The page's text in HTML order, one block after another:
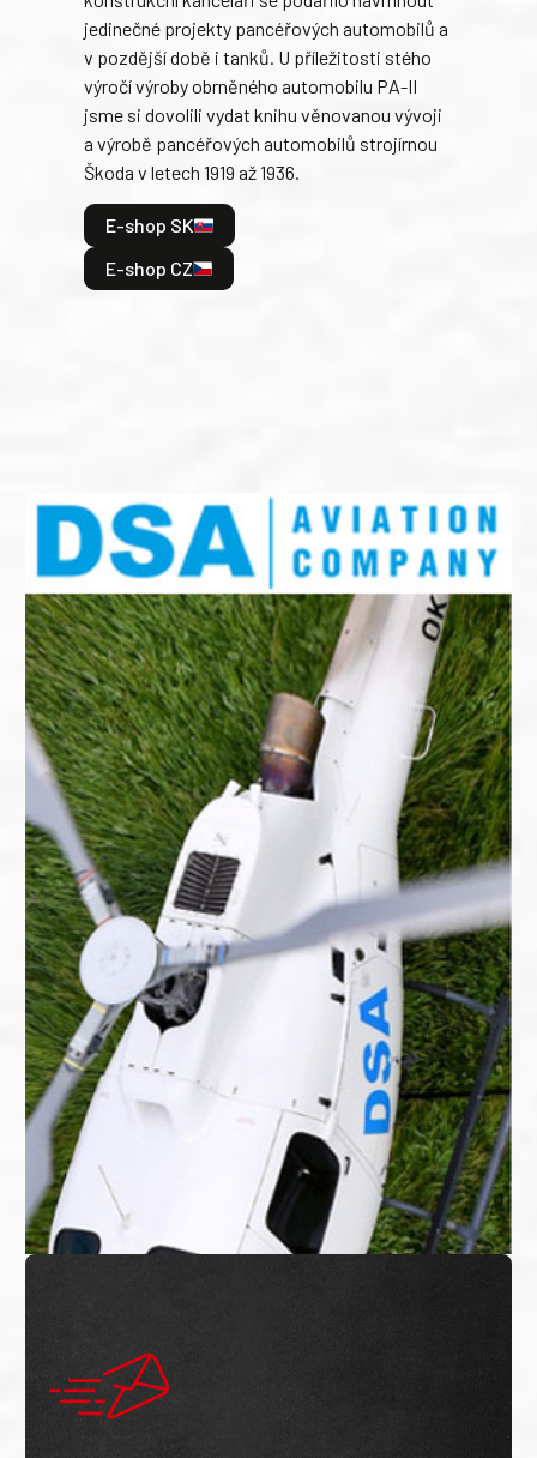
jedinečné projekty pancéřových automobilů a
v pozdější době i tanků. U příležitosti stého
výročí výroby obrněného automobilu PA-II
jsme si dovolili vydat knihu věnovanou vývoji
a výrobě pancéřových automobilů strojírnou
Škoda v letech 1919 až 1936.
E-shop SK
E-shop CZ